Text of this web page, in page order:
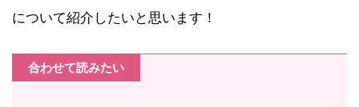
について紹介したいと思います！
合わせて読みたい